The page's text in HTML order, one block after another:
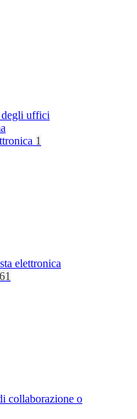
uffici
1
elettronica
61
collaborazione o